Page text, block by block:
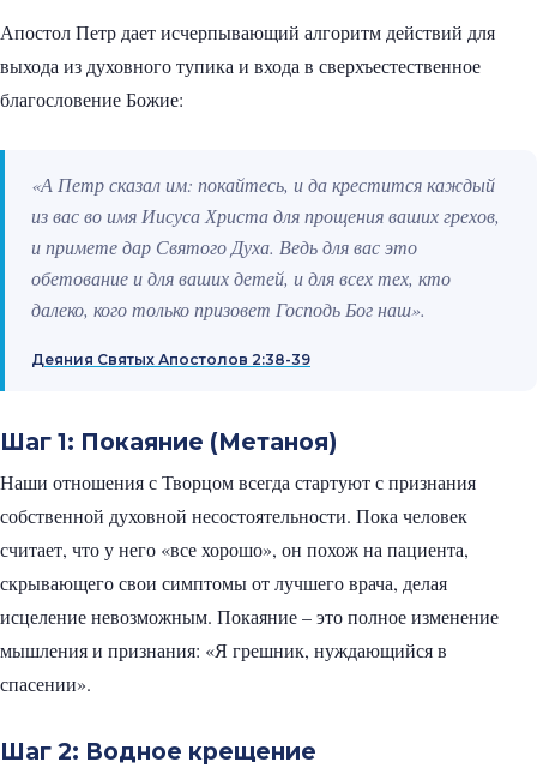
Апостол Петр дает исчерпывающий алгоритм действий для
выхода из духовного тупика и входа в сверхъестественное
благословение Божие:
«А Петр сказал им: покайтесь, и да крестится каждый
из вас во имя Иисуса Христа для прощения ваших грехов,
и примете дар Святого Духа. Ведь для вас это
обетование и для ваших детей, и для всех тех, кто
далеко, кого только призовет Господь Бог наш».
Деяния Святых Апостолов 2:38-39
Шаг 1: Покаяние (Метаноя)
Наши отношения с Творцом всегда стартуют с признания
собственной духовной несостоятельности. Пока человек
считает, что у него «все хорошо», он похож на пациента,
скрывающего свои симптомы от лучшего врача, делая
исцеление невозможным. Покаяние – это полное изменение
мышления и признания: «Я грешник, нуждающийся в
спасении».
Шаг 2: Водное крещение